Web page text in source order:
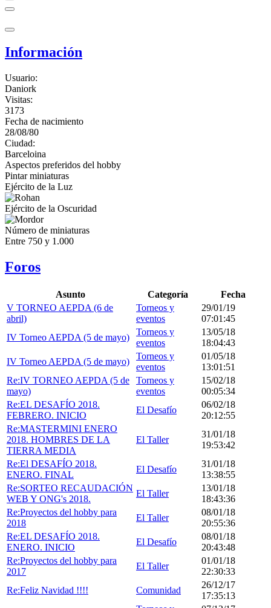
Información
Usuario:
Daniork
Visitas:
3173
Fecha de nacimiento
28/08/80
Ciudad:
Barceloina
Aspectos preferidos del hobby
Pintar miniaturas
Ejército de la Luz
Ejército de la Oscuridad
Número de miniaturas
Entre 750 y 1.000
Foros
Asunto Categoría
Fecha
V TORNEO AEPDA (6 de
abril)
Torneos y
eventos
29/01/19
07:01:45
IV Torneo AEPDA (5 de mayo)
Torneos y
eventos
13/05/18
18:04:43
IV Torneo AEPDA (5 de mayo)
Torneos y
eventos
01/05/18
13:01:51
Re:IV TORNEO AEPDA (5 de
mayo)
Torneos y
eventos
15/02/18
00:05:34
Re:EL DESAFÍO 2018.
FEBRERO. INICIO
El Desafío
06/02/18
20:12:55
Re:MASTERMINI ENERO
2018. HOMBRES DE LA
TIERRA MEDIA
El Taller
31/01/18
19:53:42
Re:El DESAFÍO 2018.
ENERO. FINAL
El Desafío
31/01/18
13:38:55
Re:SORTEO RECAUDACIÓN
WEB Y ONG's 2018.
El Taller
13/01/18
18:43:36
Re:Proyectos del hobby para
2018
El Taller
08/01/18
20:55:36
Re:EL DESAFÍO 2018.
ENERO. INICIO
El Desafío
08/01/18
20:43:48
Re:Proyectos del hobby para
2017
El Taller
01/01/18
22:30:33
Re:Feliz Navidad !!!!
Comunidad
26/12/17
17:35:13